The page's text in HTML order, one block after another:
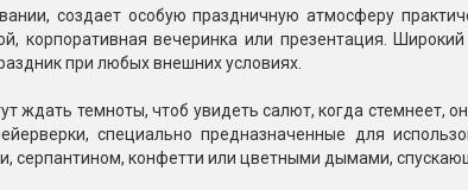
Маленькие хлопушки
Пневмохлопушки
Бенгальские огни
создает особую праздничную атмосферу
корпоративная вечеринка или презентация.
при любых внешних условиях.
ждать темноты, чтоб увидеть салют, когда стемнеет,
специально предназначенные для
серпантином, конфетти или цветными дымами,